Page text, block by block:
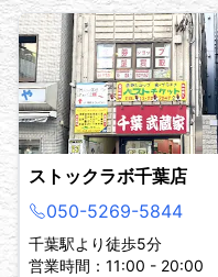
ストックラボ千葉店
050-5269-5844
千葉駅より徒歩5分
営業時間：11:00 - 20:00